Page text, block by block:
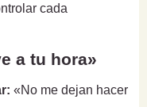
cada
a tu hora»
«No me dejan hacer